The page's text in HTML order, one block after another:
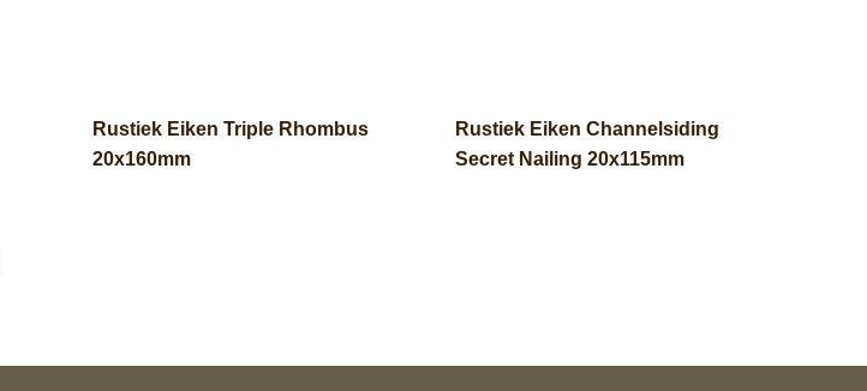
Rustiek Eiken Triple Rhombus
20x160mm
Rustiek Eiken Channelsiding
Secret Nailing 20x115mm